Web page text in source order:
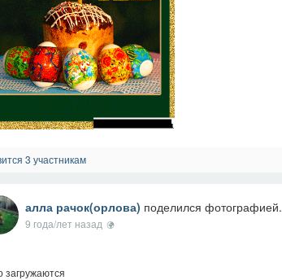
3 участникам
алла рачок(орлова) поделился фотографией.
9 года/лет назад
загружаются